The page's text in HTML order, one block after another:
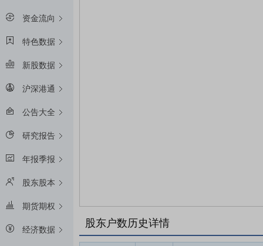
资金流向
特色数据
新股数据
沪深港通
公告大全
研究报告
年报季报
股东股本
期货期权
经济数据
股东户数历史详情